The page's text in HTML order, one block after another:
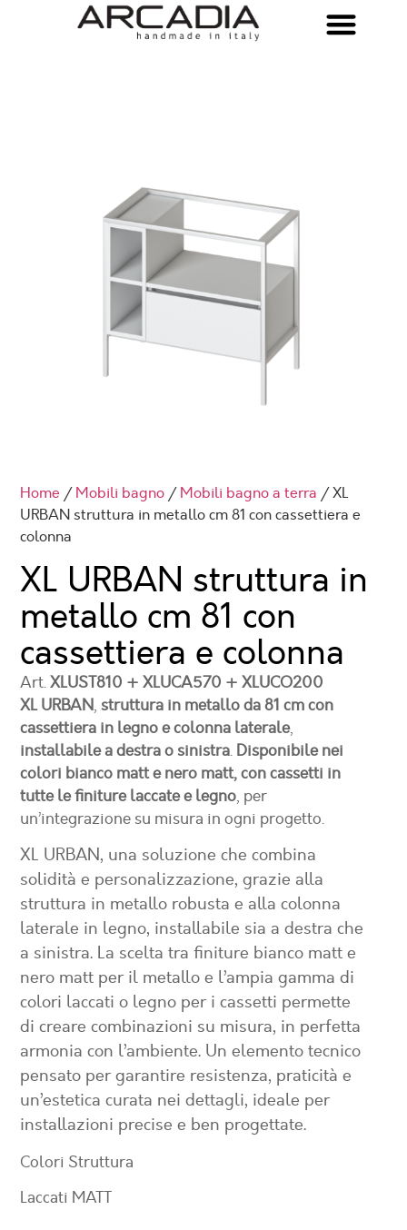
Home /Mobili bagno /Mobili bagno a terra / XL
URBAN struttura in metallo cm 81 con cassettiera e
colonna
XL URBAN struttura in
metallo cm 81 con
cassettiera e colonna
Art.XLUST810 + XLUCA570 + XLUCO200
XL URBAN,struttura in metallo da 81 cm con
cassettiera in legno e colonna laterale,
installabile a destra o sinistra. Disponibile nei
colori bianco matt e nero matt, con cassetti in
tutte le finiture laccate e legno, per
un’integrazione su misura in ogni progetto.
XL URBAN, una soluzione che combina
solidità e personalizzazione, grazie alla
struttura in metallo robusta e alla colonna
laterale in legno, installabile sia a destra che
a sinistra. La scelta tra finiture bianco matt e
nero matt per il metallo e l’ampia gamma di
colori laccati o legno per i cassetti permette
di creare combinazioni su misura, in perfetta
armonia con l’ambiente. Un elemento tecnico
pensato per garantire resistenza, praticità e
un’estetica curata nei dettagli, ideale per
installazioni precise e ben progettate.
Colori Struttura
Laccati MATT